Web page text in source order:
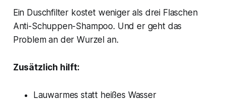
Ein Duschfilter kostet weniger als drei Flaschen
Anti-Schuppen-Shampoo. Und er geht das
Problem an der Wurzel an.
Zusätzlich hilft:
Lauwarmes statt heißes Wasser